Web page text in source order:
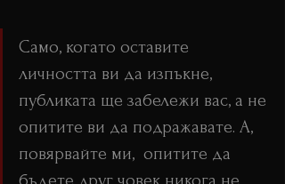
Само, когато оставите
личността ви да изпъкне,
публиката ще забележи вас, а не
опитите ви да подражавате. А,
повярвайте ми,  опитите да